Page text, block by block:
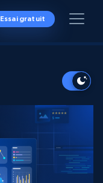
Essai gratuit